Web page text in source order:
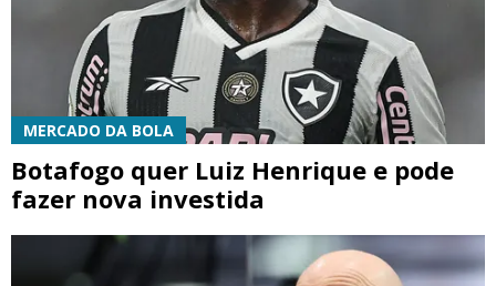
MERCADO DA BOLA
Botafogo quer Luiz Henrique e pode
fazer nova investida